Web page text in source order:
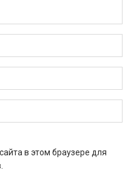
в этом браузере для